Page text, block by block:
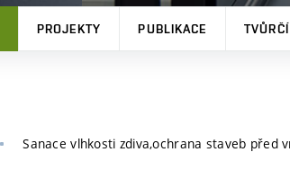
PROJEKTY PUBLIKACE
Sanace vlhkosti zdiva,ochrana staveb před